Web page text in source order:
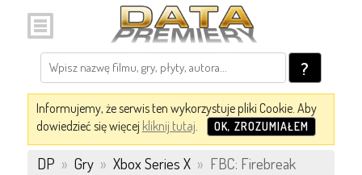
?
Informujemy, że serwis ten wykorzystuje pliki Cookie. Aby
dowiedzieć się więcej kliknij tutaj. OK, ZROZUMIAŁEM
DP » Gry » Xbox Series X » FBC: Firebreak